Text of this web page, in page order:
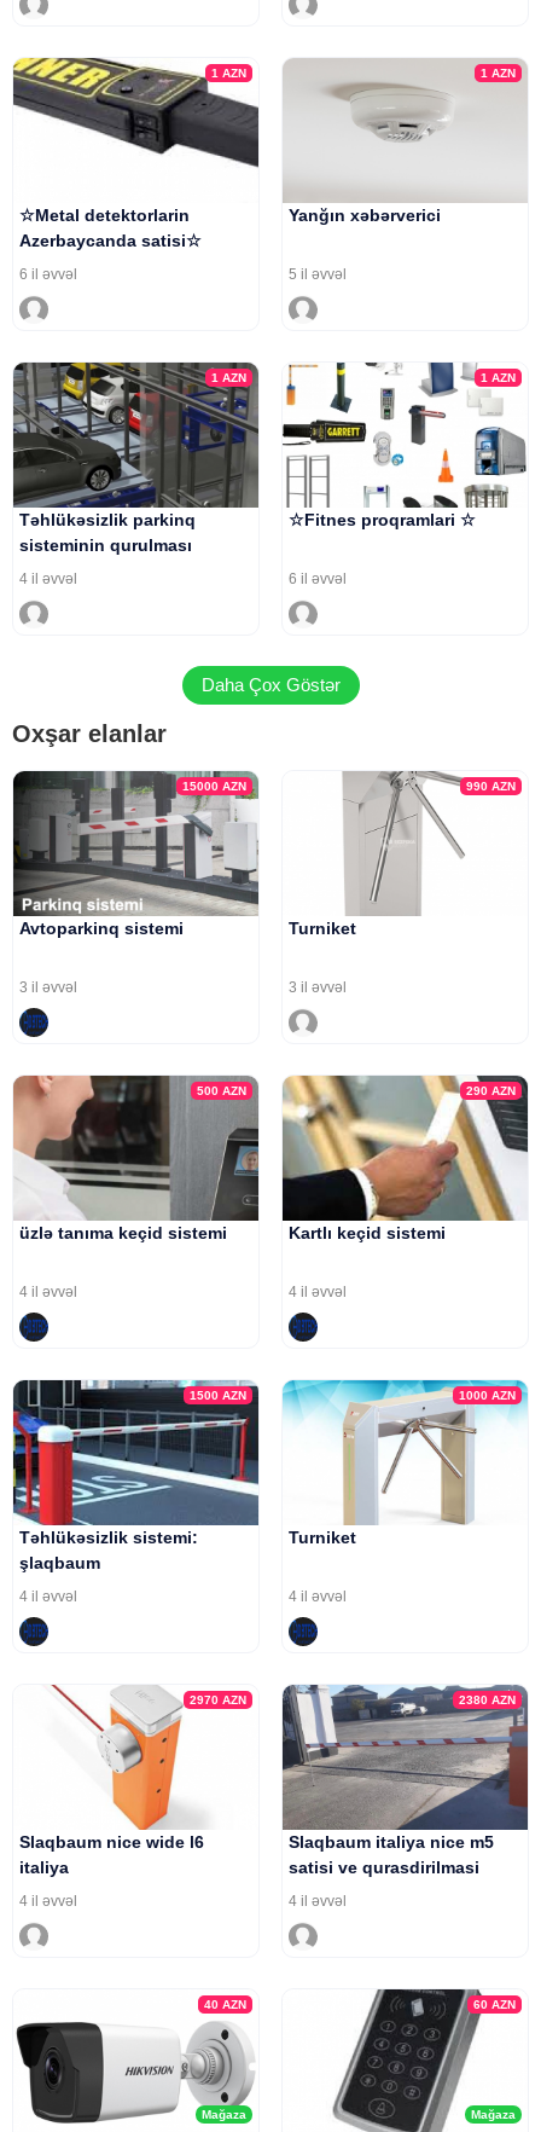
1AZN
☆Metal detektorlarin
Azerbaycanda satisi☆
6 il əvvəl
1 AZN
Yanğın xəbərverici
5 il əvvəl
1AZN
Təhlükəsizlik parkinq
sisteminin qurulması
4 il əvvəl
1 AZN
☆Fitnes proqramlari ☆
6 il əvvəl
Daha Çox Göstər
Oxşar elanlar
15000AZN
Avtoparkinq sistemi
3 il əvvəl
990 AZN
Turniket
3 il əvvəl
500AZN
üzlə tanıma keçid sistemi
4 il əvvəl
290 AZN
Kartlı keçid sistemi
4 il əvvəl
1500AZN
Təhlükəsizlik sistemi:
şlaqbaum
4 il əvvəl
1000 AZN
Turniket
4 il əvvəl
2970AZN
Slaqbaum nice wide l6
italiya
4 il əvvəl
2380 AZN
Slaqbaum italiya nice m5
satisi ve qurasdirilmasi
4 il əvvəl
Mağaza
40AZN
Mağaza
60 AZN